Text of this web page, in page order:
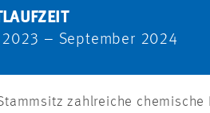
– September 2024
zahlreiche